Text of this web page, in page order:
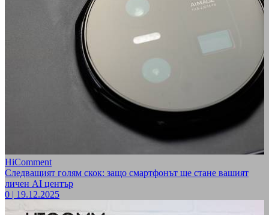
HiComment
Следващият голям скок: защо смартфонът ще стане вашият
личен AI център
0 | 19.12.2025